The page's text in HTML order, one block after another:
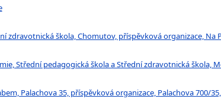
škola, Chomutov, příspěvková organizace, Na
Střední pedagogická škola a Střední zdravotnická škola,
Palachova 35, příspěvková organizace, Palachova 700/